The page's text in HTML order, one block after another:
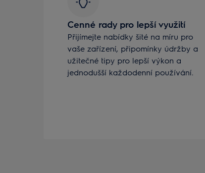
Cenné rady pro lepší využití
Přijímejte nabídky šité na míru pro
vaše zařízení, připomínky údržby a
užitečné tipy pro lepší výkon a
jednodušší každodenní používání.